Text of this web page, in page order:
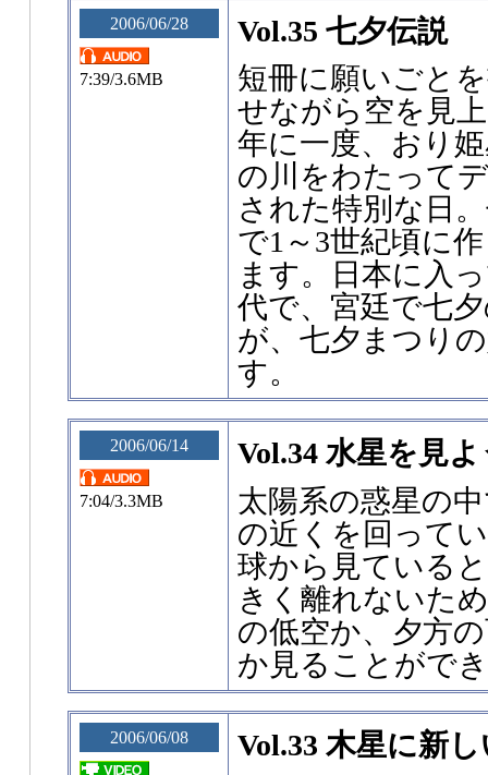
2006/06/28
7:39/3.6MB
Vol.35 七夕伝説
短冊に願いごと
せながら空を見
年に一度、おり
の川をわたって
された特別な日
で1～3世紀頃に
ます。日本に入
代で、宮廷で七
が、七夕まつり
す。
2006/06/14
7:04/3.3MB
Vol.34 水星を見
太陽系の惑星の
の近くを回って
球から見ている
きく離れないた
の低空か、夕方
か見ることがで
2006/06/08
Vol.33 木星に新